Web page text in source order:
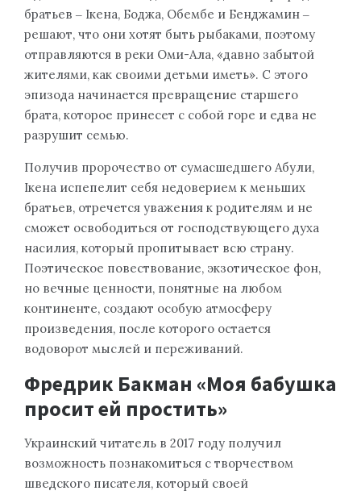
братьев ‒ Ікена, Боджа, Обембе и Бенджамин ‒
решают, что они хотят быть рыбаками, поэтому
отправляются в реки Оми-Ала, «давно забытой
жителями, как своими детьми иметь». С этого
эпизода начинается превращение старшего
брата, которое принесет с собой горе и едва не
разрушит семью.
Получив пророчество от сумасшедшего Абули,
Ікена испепелит себя недоверием к меньших
братьев, отречется уважения к родителям и не
сможет освободиться от господствующего духа
насилия, который пропитывает всю страну.
Поэтическое повествование, экзотическое фон,
но вечные ценности, понятные на любом
континенте, создают особую атмосферу
произведения, после которого остается
водоворот мыслей и переживаний.
Фредрик Бакман «Моя бабушка
просит ей простить»
Украинский читатель в 2017 году получил
возможность познакомиться с творчеством
шведского писателя, который своей